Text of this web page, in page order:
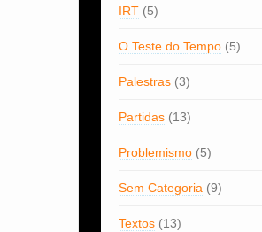
IRT(5)
O Teste do Tempo(5)
Palestras(3)
Partidas(13)
Problemismo(5)
Sem Categoria(9)
Textos(13)